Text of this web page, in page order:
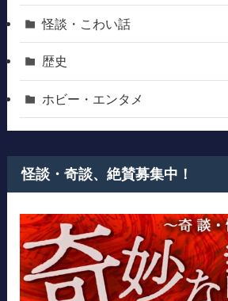
怪談・こわい話
歴史
ホビー・エンタメ
怪談・奇談、絶賛募集中！